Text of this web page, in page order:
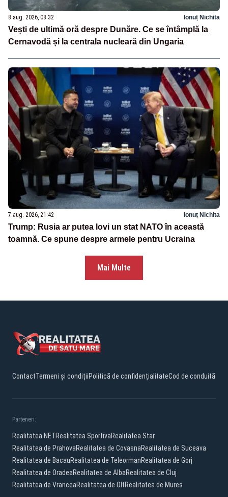
8 aug. 2026, 08:32 Ionuț Nichita
Vești de ultimă oră despre Dunăre. Ce se întâmplă la
Cernavodă și la centrala nucleară din Ungaria
7 aug. 2026, 21:42 Ionuț Nichita
Trump: Rusia ar putea lovi un stat NATO în această
toamnă. Ce spune despre armele pentru Ucraina
Mai Multe
ContactTermeni și condițiiPolitică de confidențialitateCod de conduită
Parteneri:
Realitatea.NETRealitatea SportivaRealitatea Star
Realitatea de PrahovaRealitatea de CovasnaRealitatea de Suceava
Realitatea de BacauRealitatea de TeleormanRealitatea de Gorj
Realitatea de OradeaRealitatea de AlbaRealitatea de Cluj
Realitatea de VranceaRealitatea de OltRealitatea de Mures